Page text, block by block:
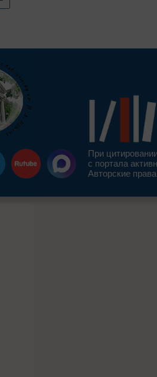
При
с портала
Авторские